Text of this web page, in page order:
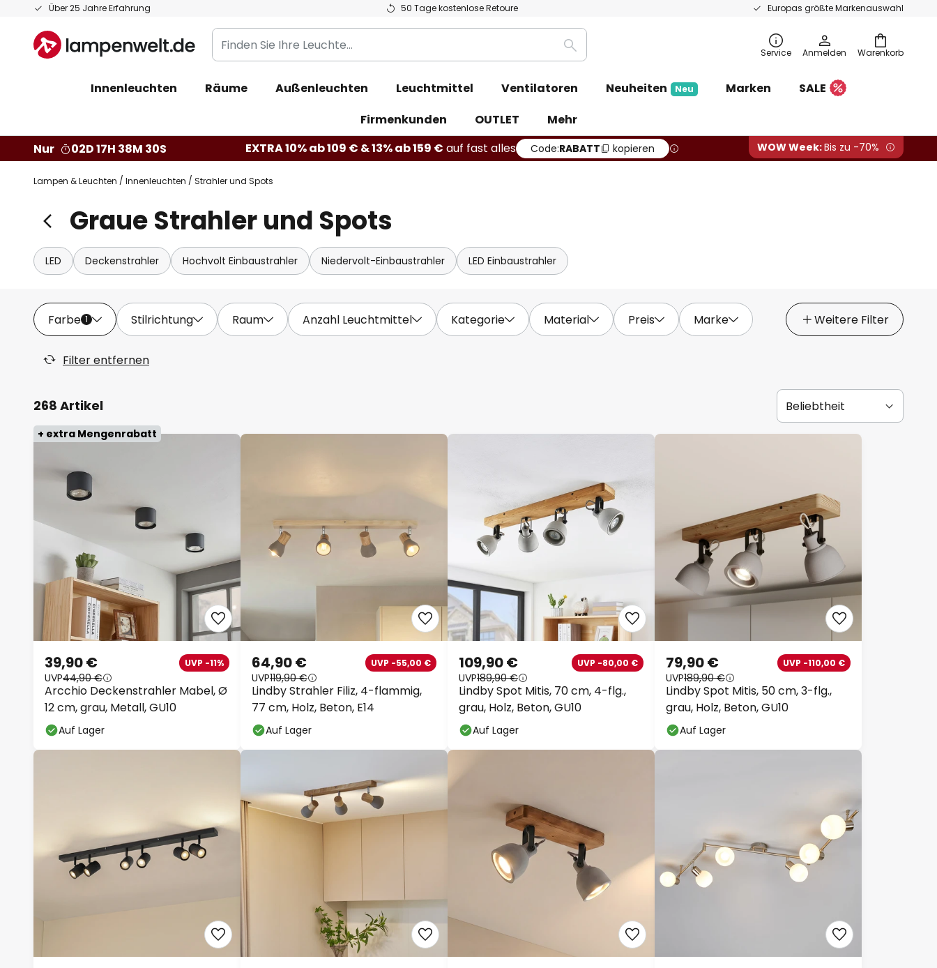
Über 25 Jahre Erfahrung 50 Tage kostenlose Retoure Europas größte Markenauswahl
Zum
springen
Warenkorb
Finden
Sie
Leuchte...
Suche Service Anmelden
Innenleuchten Räume Außenleuchten Leuchtmittel Ventilatoren Neuheiten Neu Marken
SALE
Firmenkunden
OUTLET
Mehr
Nur
02D 17H 38M 29S EXTRA 10% ab 109 € & 13% ab 159 € auf fast alles Code:RABATT kopieren WOW Week:Bis zu -70%
Lampen & Leuchten Innenleuchten Strahler und Spots
Graue Strahler und Spots
LED Deckenstrahler Hochvolt Einbaustrahler Niedervolt-Einbaustrahler LED Einbaustrahler
Farbe 1 Stilrichtung Raum Anzahl Leuchtmittel Kategorie Material Preis Marke Weitere Filter
Filter entfernen
268 Artikel
+ extra Mengenrabatt
Arcchio Deckenstrahler Mabel, Ø
12 cm, grau, Metall, GU10
39,90 € UVP -11%
UVP44,90 €
Auf Lager
Lindby Strahler Filiz, 4-flammig,
77 cm, Holz, Beton, E14
64,90 € UVP -55,00 €
UVP119,90 €
Auf Lager
Lindby Spot Mitis, 70 cm, 4-flg.,
grau, Holz, Beton, GU10
109,90 € UVP -80,00 €
UVP189,90 €
Auf Lager
Lindby Spot Mitis, 50 cm, 3-flg.,
grau, Holz, Beton, GU10
79,90 € UVP -110,00 €
UVP189,90 €
Auf Lager